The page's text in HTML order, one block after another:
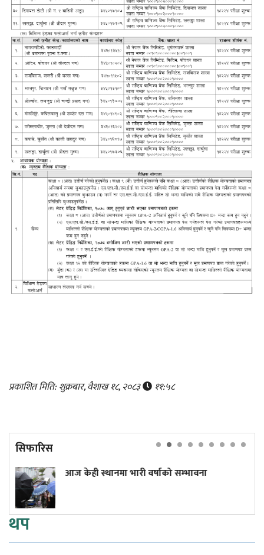
प्रकाशित मिति: शुक्रबार, वैशाख १८, २०८३ ११:५८
सिफारिस
भारी वर्षाको सम्भावना
थप